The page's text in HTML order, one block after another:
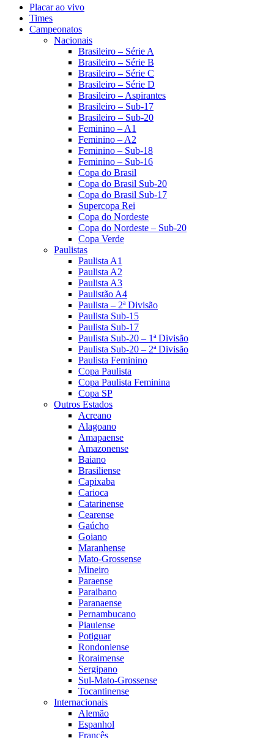
Placar ao vivo
Times
Campeonatos
Nacionais
Brasileiro – Série A
Brasileiro – Série B
Brasileiro – Série C
Brasileiro – Série D
Brasileiro – Aspirantes
Brasileiro – Sub-17
Brasileiro – Sub-20
Feminino – A1
Feminino – A2
Feminino – Sub-18
Feminino – Sub-16
Copa do Brasil
Copa do Brasil Sub-20
Copa do Brasil Sub-17
Supercopa Rei
Copa do Nordeste
Copa do Nordeste – Sub-20
Copa Verde
Paulistas
Paulista A1
Paulista A2
Paulista A3
Paulistão A4
Paulista – 2ª Divisão
Paulista Sub-15
Paulista Sub-17
Paulista Sub-20 – 1ª Divisão
Paulista Sub-20 – 2ª Divisão
Paulista Feminino
Copa Paulista
Copa Paulista Feminina
Copa SP
Outros Estados
Acreano
Alagoano
Amapaense
Amazonense
Baiano
Brasiliense
Capixaba
Carioca
Catarinense
Cearense
Gaúcho
Goiano
Maranhense
Mato-Grossense
Mineiro
Paraense
Paraibano
Paranaense
Pernambucano
Piauiense
Potiguar
Rondoniense
Roraimense
Sergipano
Sul-Mato-Grossense
Tocantinense
Internacionais
Alemão
Espanhol
Francês